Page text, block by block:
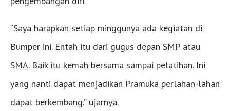
“Saya harapkan setiap minggunya ada kegiatan di
Bumper ini. Entah itu dari gugus depan SMP atau
SMA. Baik itu kemah bersama sampai pelatihan. Ini
yang nanti dapat menjadikan Pramuka perlahan-lahan
dapat berkembang.” ujarnya.